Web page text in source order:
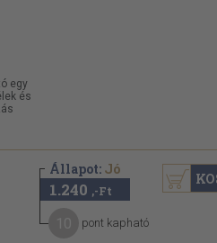
egy
és
Állapot: Jó
1.240 ,-Ft
pont kapható